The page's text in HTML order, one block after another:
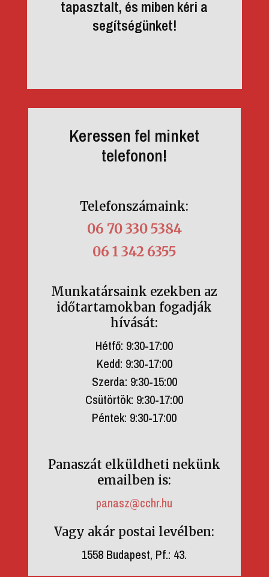
tapasztalt, és miben kéri a
segítségünket!
Keressen fel minket
telefonon!
Telefonszámaink:
06 70 330 5384
06 1 342 6355
Munkatársaink ezekben az
időtartamokban fogadják
hívását:
Hétfő: 9:30-17:00
Kedd: 9:30-17:00
Szerda: 9:30-15:00
Csütörtök: 9:30-17:00
Péntek: 9:30-17:00
Panaszát elküldheti nekünk
emailben is:
panasz@cchr.hu
Vagy akár postai levélben:
1558 Budapest, Pf.: 43.